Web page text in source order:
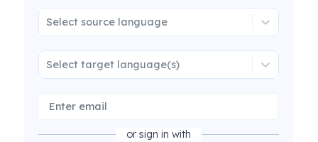
Select source language
Select target language(s)
or sign in with